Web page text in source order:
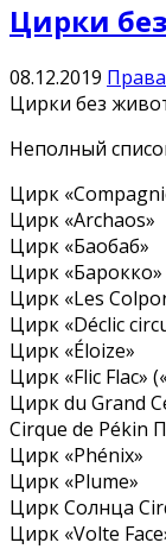
Цирки
08.12.2019
Цирки без
Неполный
Цирк
Цирк «Archaos»
Цирк «Баобаб»
Цирк «Барокко»
Цирк «Les
Цирк «Déclic
Цирк «Éloize»
Цирк «Flic Flac»
Цирк du Grand
Cirque de Pékin
Цирк «Phénix»
Цирк «Plume»
Цирк Солнца
Цирк «Volte